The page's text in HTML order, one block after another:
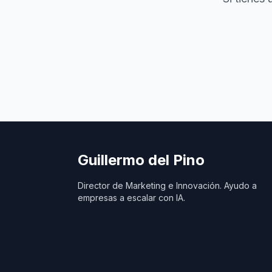
Guillermo del Pino
Director de Marketing e Innovación. Ayudo a
empresas a escalar con IA.